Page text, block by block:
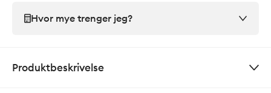
Hvor mye trenger jeg?
Produktbeskrivelse